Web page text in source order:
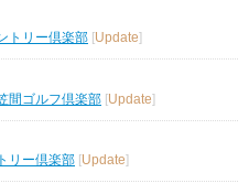
トリー倶楽部 Update
間ゴルフ倶楽部 [Update]
リー倶楽部 Update